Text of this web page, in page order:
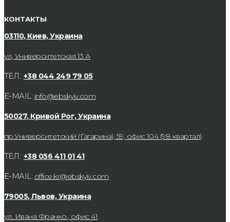
КОНТАКТЫ
03110, Киев, Украина
ул, Университетская 13 А
ТЕЛ.: +38 044 249 79 05
E-MAIL: info@ebskyiv.com
50027, Кривой Рог, Украина
пр.Университетский (Гагарина), 59, офис 104 (98 квартал)
ТЕЛ.: +38 056 411 01 41
E-MAIL: office.kr@ebskyiv.com
79005, Львов, Украина
ул. Ивана Франко., офис 41